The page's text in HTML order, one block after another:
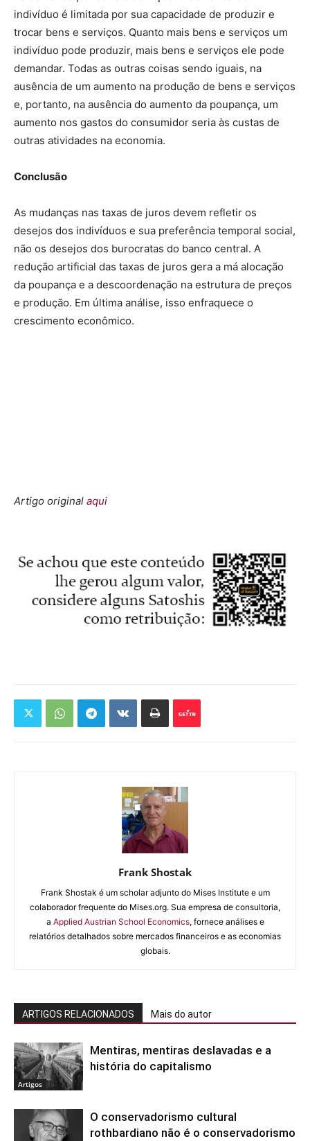
indivíduo é limitada por sua capacidade de produzir e
trocar bens e serviços. Quanto mais bens e serviços um
indivíduo pode produzir, mais bens e serviços ele pode
demandar. Todas as outras coisas sendo iguais, na
ausência de um aumento na produção de bens e serviços
e, portanto, na ausência do aumento da poupança, um
aumento nos gastos do consumidor seria às custas de
outras atividades na economia.
Conclusão
As mudanças nas taxas de juros devem refletir os
desejos dos indivíduos e sua preferência temporal social,
não os desejos dos burocratas do banco central. A
redução artificial das taxas de juros gera a má alocação
da poupança e a descoordenação na estrutura de preços
e produção. Em última análise, isso enfraquece o
crescimento econômico.
Artigo original aqui
Frank Shostak
Frank Shostak é um scholar adjunto do Mises Institute e um
colaborador frequente do Mises.org. Sua empresa de consultoria,
a Applied Austrian School Economics, fornece análises e
relatórios detalhados sobre mercados financeiros e as economias
globais.
ARTIGOS RELACIONADOS Mais do autor
Artigos
Mentiras, mentiras deslavadas e a
história do capitalismo
O conservadorismo cultural
rothbardiano não é o conservadorismo